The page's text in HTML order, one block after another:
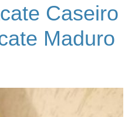
Caseiro
Maduro